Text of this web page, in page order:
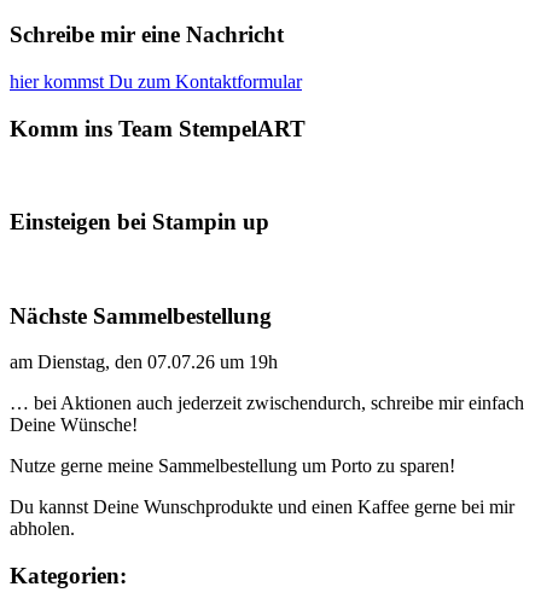
Schreibe mir eine Nachricht
hier kommst Du zum Kontaktformular
Komm ins Team StempelART
Einsteigen bei Stampin up
Nächste Sammelbestellung
am Dienstag, den 07.07.26 um 19h
… bei Aktionen auch jederzeit zwischendurch, schreibe mir einfach
Deine Wünsche!
Nutze gerne meine Sammelbestellung um Porto zu sparen!
Du kannst Deine Wunschprodukte und einen Kaffee gerne bei mir
abholen.
Kategorien: